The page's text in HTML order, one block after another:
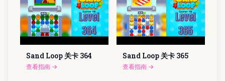
Sand Loop 关卡 364
查看指南 →
Sand Loop 关卡 365
查看指南 →